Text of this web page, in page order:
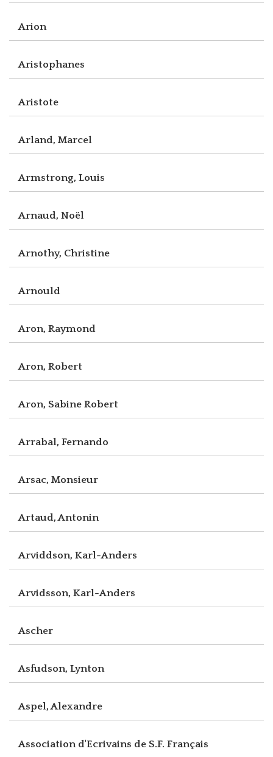
Arion
Aristophanes
Aristote
Arland, Marcel
Armstrong, Louis
Arnaud, Noël
Arnothy, Christine
Arnould
Aron, Raymond
Aron, Robert
Aron, Sabine Robert
Arrabal, Fernando
Arsac, Monsieur
Artaud, Antonin
Arviddson, Karl-Anders
Arvidsson, Karl-Anders
Ascher
Asfudson, Lynton
Aspel, Alexandre
Association d'Ecrivains de S.F. Français